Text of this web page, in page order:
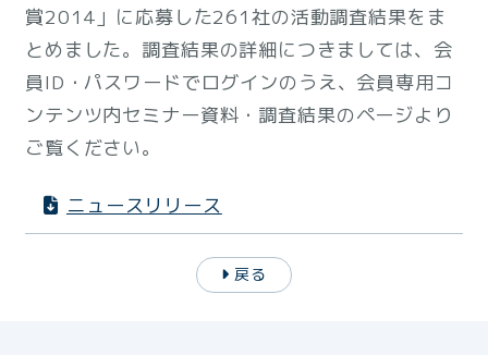
賞2014」に応募した261社の活動調査結果をま
とめました。調査結果の詳細につきましては、会
員ID・パスワードでログインのうえ、会員専用コ
ンテンツ内セミナー資料・調査結果のページより
ご覧ください。
ニュースリリース
戻る